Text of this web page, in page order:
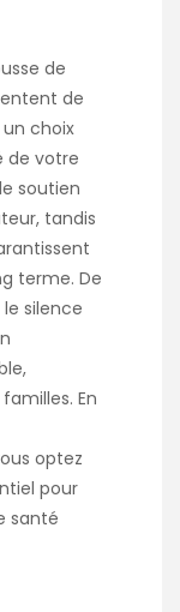
de
de
choix
de votre
soutien
tandis
terme. De
silence
En
optez
pour
santé